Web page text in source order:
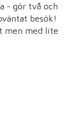
- gör två och
besök!
men med lite